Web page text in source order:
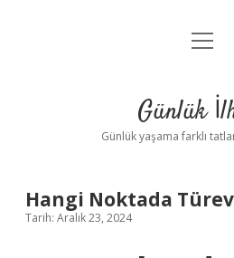
Anasayfa
Yasal
menüyü
Günlük
Günlük yaşama farklı
Hangi Noktada
Tarih: Aralık 23, 2024